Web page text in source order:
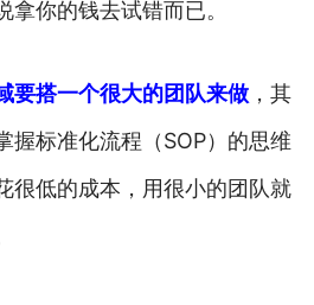
你的钱去试错而已。
要搭一个很大的团队来做 ，其
握标准化流程（SOP）的思维
很低的成本，用很小的团队就